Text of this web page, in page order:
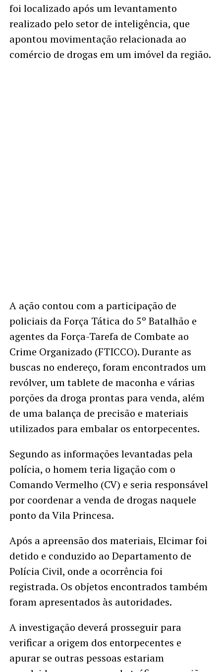
foi localizado após um levantamento
realizado pelo setor de inteligência, que
apontou movimentação relacionada ao
comércio de drogas em um imóvel da região.
A ação contou com a participação de
policiais da Força Tática do 5º Batalhão e
agentes da Força-Tarefa de Combate ao
Crime Organizado (FTICCO). Durante as
buscas no endereço, foram encontrados um
revólver, um tablete de maconha e várias
porções da droga prontas para venda, além
de uma balança de precisão e materiais
utilizados para embalar os entorpecentes.
Segundo as informações levantadas pela
polícia, o homem teria ligação com o
Comando Vermelho (CV) e seria responsável
por coordenar a venda de drogas naquele
ponto da Vila Princesa.
Após a apreensão dos materiais, Elcimar foi
detido e conduzido ao Departamento de
Polícia Civil, onde a ocorrência foi
registrada. Os objetos encontrados também
foram apresentados às autoridades.
A investigação deverá prosseguir para
verificar a origem dos entorpecentes e
apurar se outras pessoas estariam